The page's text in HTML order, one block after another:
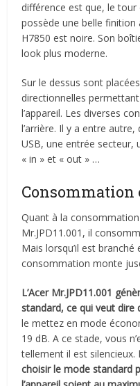
différence est que, le tour
possède une belle finition
H7850 est noire. Son
look plus moderne.
Sur le dessus sont
directionnelles
l’appareil. Les diverses
l’arrière. Il y a entre
USB, une entrée secteur,
« in » et « out » …
Quant à la
Mr.JPD11.001, il
Mais lorsqu’il est
consommation monte
L’Acer Mr.JPD11.001
standard, ce qui veut dire
le mettez en mode
19 dB. A ce stade, vous
tellement il est silencieux.
choisir le mode standard